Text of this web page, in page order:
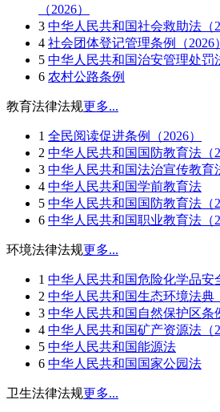
（2026）
3 中华人民共和国社会救助法（
4 社会团体登记管理条例（2026）
5 中华人民共和国治安管理处罚
6 农村公路条例
教育法律法规更多...
1 全民阅读促进条例（2026）
2 中华人民共和国国防教育法（
3 中华人民共和国法治宣传教育
4 中华人民共和国学前教育法
5 中华人民共和国国防教育法（
6 中华人民共和国职业教育法（
环境法律法规更多...
1 中华人民共和国危险化学品安
2 中华人民共和国生态环境法典
3 中华人民共和国自然保护区条
4 中华人民共和国矿产资源法（
5 中华人民共和国能源法
6 中华人民共和国国家公园法
卫生法律法规更多...